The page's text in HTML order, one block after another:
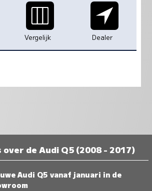
Vergelijk Dealer
over de Audi Q5 (2008 - 2017)
Audi Q5 vanaf januari in de